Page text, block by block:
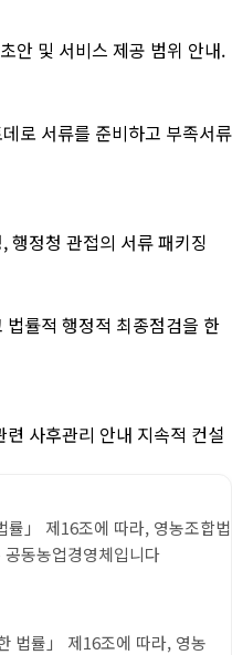
안 및 서비스 제공 범위 안내.
로 서류를 준비하고 부족서류
행정청 관접의 서류 패키징
률적 행정적 최종점검을 한
사후관리 안내 지속적 컨설
률」 제16조에 따라, 영농조합법
동농업경영체입니다
법률」 제16조에 따라, 영농